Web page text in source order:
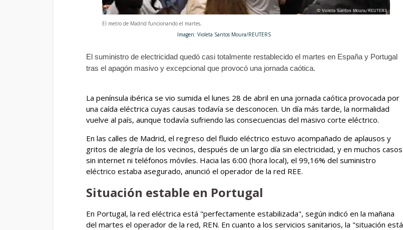
El metro de Madrid funcionando el martes.
Imagen: Violeta Santos Moura/REUTERS
El suministro de electricidad quedó casi totalmente restablecido el martes en España y Portugal
tras el apagón masivo y excepcional que provocó una jornada caótica.
La península ibérica se vio sumida el lunes 28 de abril en una jornada caótica provocada por
una caída eléctrica cuyas causas todavía se desconocen. Un día más tarde, la normalidad
vuelve al país, aunque todavía sufriendo las consecuencias del masivo corte eléctrico.
En las calles de Madrid, el regreso del fluido eléctrico estuvo acompañado de aplausos y
gritos de alegría de los vecinos, después de un largo día sin electricidad, y en muchos casos
sin internet ni teléfonos móviles. Hacia las 6:00 (hora local), el 99,16% del suministro
eléctrico estaba asegurado, anunció el operador de la red REE.
Situación estable en Portugal
En Portugal, la red eléctrica está "perfectamente estabilizada", según indicó en la mañana
del martes el operador de la red, REN. En cuanto a los servicios sanitarios, la "situación está